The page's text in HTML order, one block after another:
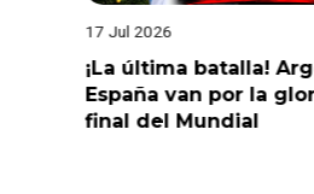
17 Jul 2026
¡La última batalla!
España van por la
final del Mundial